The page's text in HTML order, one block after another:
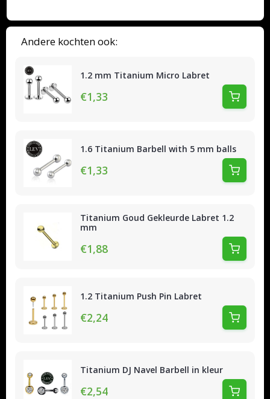
Andere kochten ook:
1.2 mm Titanium Micro Labret
€1,33
1.6 Titanium Barbell with 5 mm balls
€1,33
Titanium Goud Gekleurde Labret 1.2
mm
€1,88
1.2 Titanium Push Pin Labret
€2,24
Titanium DJ Navel Barbell in kleur
€2,54